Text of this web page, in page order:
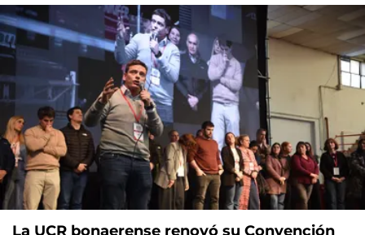
La UCR bonaerense renovó su Convención